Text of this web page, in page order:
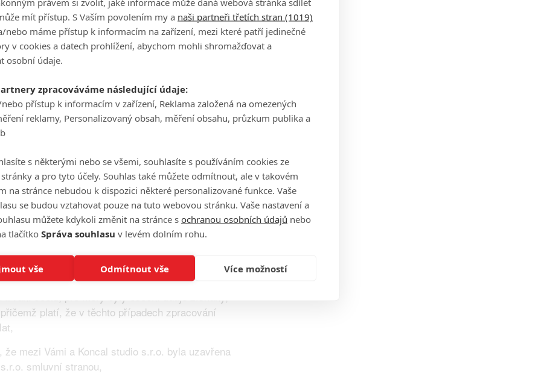
tajemství a oprávněných zájmů osob, včetně
osob,
Koncal studio s.r.o.,
zpracovávat také za účelem určení, výkonu a
přes to, že osobní údaje byly získány za jiným
a po jakou dobu Koncal
zpracovává
ve smyslu čl. 6, případně čl. 9 Nařízení GDPR
účelu, pro který byly osobní údaje získány,
platí, že v těchto případech zpracování
mezi Vámi a Koncal studio s.r.o. byla uzavřena
smluvní stranou,
mít přístup. S Vaším povolením my a naši partneři třetích stran (1019)
nebo máme přístup k informacím na zařízení, mezi které patří jedinečné
v cookies a datech prohlížení, abychom mohli shromažďovat a
osobní údaje.
zpracováváme následující údaje:
přístup k informacím v zařízení, Reklama založená na omezených
reklamy, Personalizovaný obsah, měření obsahu, průzkum publika a
s některými nebo se všemi, souhlasíte s používáním cookies ze
a pro tyto účely. Souhlas také můžete odmítnout, ale v takovém
na stránce nebudou k dispozici některé personalizované funkce. Vaše
se budou vztahovat pouze na tuto webovou stránku. Vaše nastavení a
můžete kdykoli změnit na stránce sochranou osobních údajů nebo
tlačítkoSpráva souhlasu v levém dolním rohu.
vše Odmítnout vše Více možností